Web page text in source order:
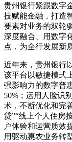
贵州银行紧跟数字
技赋能金融，打造
要素对业务的双轮
深度融合、用数字
点，为全行发展新
近年来，贵州银行
该平台以敏捷模式
强影响力的数字普
50%；运用人脸识
术，不断优化和完
贷”“线上个人住房
户体验和运营质效
用驱动惠农业务转